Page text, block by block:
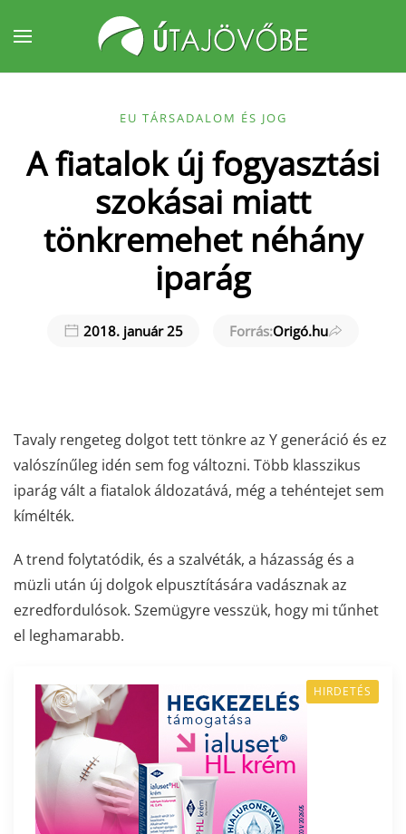
Fő tartalom átugrása
EU TÁRSADALOM ÉS JOG
A fiatalok új fogyasztási
szokásai miatt
tönkremehet néhány
iparág
2018. január 25 Forrás:Origó.hu
Tavaly rengeteg dolgot tett tönkre az Y generáció és ez
valószínűleg idén sem fog változni. Több klasszikus
iparág vált a fiatalok áldozatává, még a tehéntejet sem
kímélték.
A trend folytatódik, és a szalvéták, a házasság és a
müzli után új dolgok elpusztítására vadásznak az
ezredfordulósok. Szemügyre vesszük, hogy mi tűnhet
el leghamarabb.
HIRDETÉS